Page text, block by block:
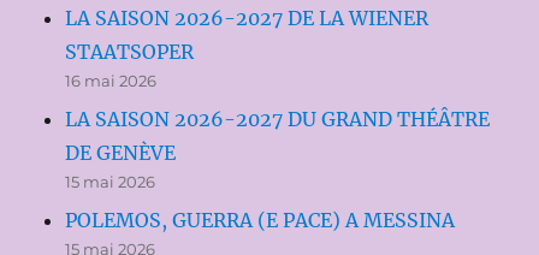
LA SAISON 2026-2027 DE LA WIENER
STAATSOPER
16 mai 2026
LA SAISON 2026-2027 DU GRAND THÉÂTRE
DE GENÈVE
15 mai 2026
POLEMOS, GUERRA (E PACE) A MESSINA
15 mai 2026